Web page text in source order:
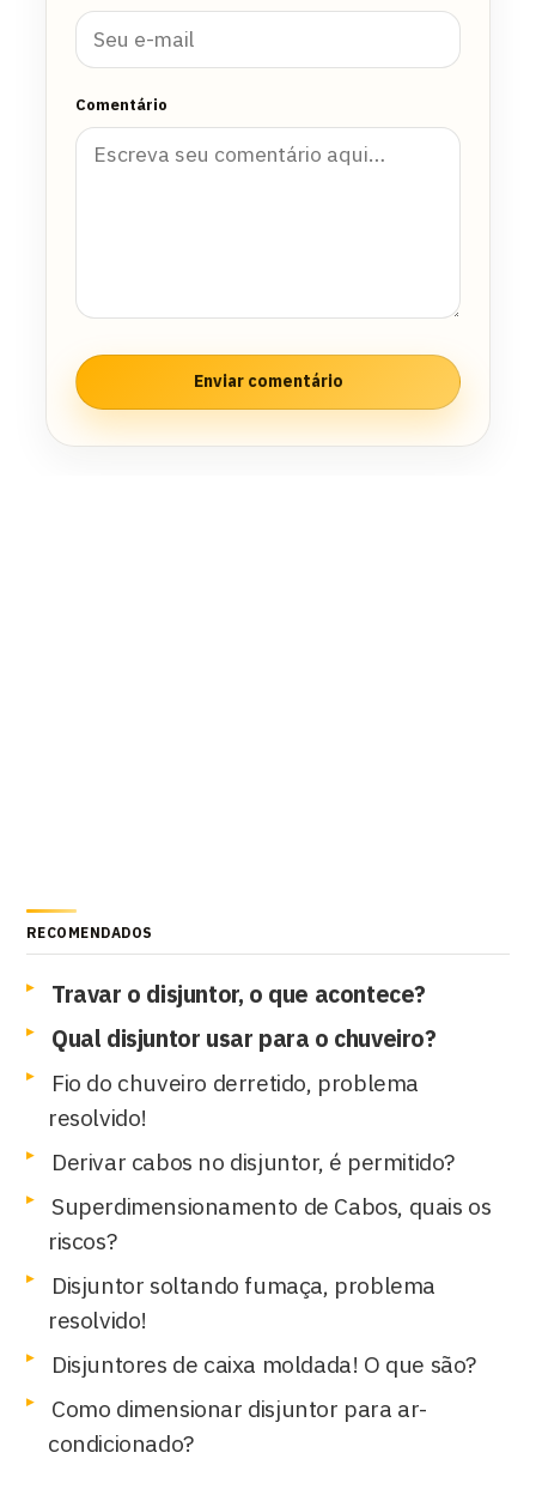
Comentário
RECOMENDADOS
Travar o disjuntor, o que acontece?
Qual disjuntor usar para o chuveiro?
Fio do chuveiro derretido, problema
resolvido!
Derivar cabos no disjuntor, é permitido?
Superdimensionamento de Cabos, quais os
riscos?
Disjuntor soltando fumaça, problema
resolvido!
Disjuntores de caixa moldada! O que são?
Como dimensionar disjuntor para ar-
condicionado?